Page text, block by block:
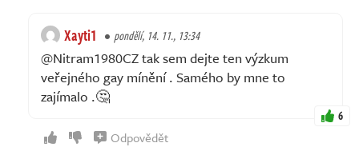
Xayti1 pondělí, 14. 11., 13:34
@Nitram1980CZ tak sem dejte ten výzkum
veřejného gay mínění . Samého by mne to
zajímalo .🤔
6
Odpovědět